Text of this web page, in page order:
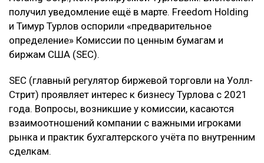
получил уведомление ещё в марте. Freedom Holding
и Тимур Турлов оспорили «предварительное
определение» Комиссии по ценным бумагам и
биржам США (SEC).
SEC (главный регулятор биржевой торговли на Уолл-
Стрит) проявляет интерес к бизнесу Турлова с 2021
года. Вопросы, возникшие у комиссии, касаются
взаимоотношений компании с важными игроками
рынка и практик бухгалтерского учёта по внутренним
сделкам.